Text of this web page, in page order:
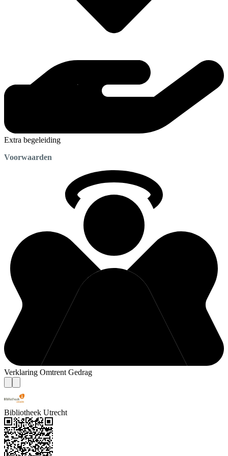
Extra begeleiding
Voorwaarden
Verklaring Omtrent Gedrag
Bibliotheek Utrecht